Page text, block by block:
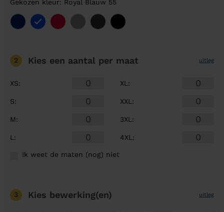
Gekozen kleur: Royal Blauw 55
2 Kies een aantal per maat uitleg
XS:
S:
M:
L :
XL :
XXL :
3XL :
4XL :
Ik weet de maten (nog) niet
3 Kies bewerking(en) uitleg